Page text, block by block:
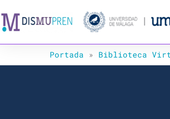
al
contenido
Portada » Biblioteca